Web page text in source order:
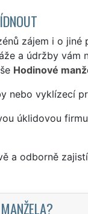
zájem i o jiné
a údržby vám
Hodinové
nebo vyklízecí
úklidovou
a odborně